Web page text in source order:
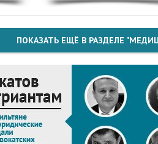
ПОКАЗАТЬ ЕЩЁ В РАЗДЕЛЕ